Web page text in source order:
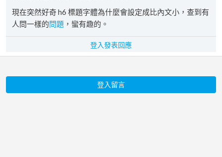
現在突然好奇 h6 標題字體為什麼會設定成比內文小，查到有
人問一樣的問題 ，蠻有趣的。
登入發表回應
登入留言